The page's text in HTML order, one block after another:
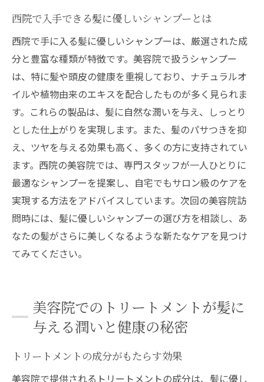
西院で入手できる髪に優しいシャンプーとは
西院で手に入る髪に優しいシャンプーは、厳選された成
分と豊富な種類が特徴です。美容院で扱うシャンプー
は、特に髪や頭皮の健康を重視しており、ナチュラルオ
イルや植物由来のエキスを配合したものが多く見られま
す。これらの製品は、髪に自然な潤いを与え、しっとり
とした仕上がりを実現します。また、髪のパサつきを抑
え、ツヤを与える効果も高く、多くの方に支持されてい
ます。西院の美容院では、専門スタッフが一人ひとりに
最適なシャンプーを提案し、自宅でもサロン級のケアを
実現する方法をアドバイスしています。次回の美容院訪
問時には、髪に優しいシャンプーの選び方を相談し、あ
なたの髪がさらに美しくなるような新たなケアを見つけ
てみてください。
美容院でのトリートメントが髪に
与える潤いと健康の秘密
トリートメントの成分がもたらす効果
美容院で提供されるトリートメントの成分は、髪に優し